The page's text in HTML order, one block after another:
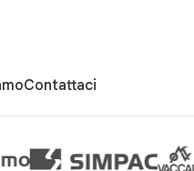
Contattaci